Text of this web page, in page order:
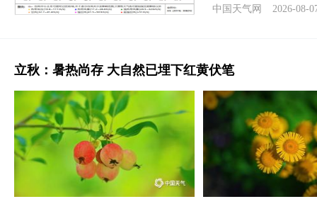
中国天气网 2026-08-
立秋：暑热尚存 大自然已埋下红黄伏笔